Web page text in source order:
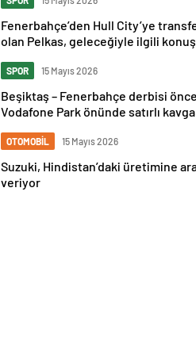
Fenerbahçe’den Hull City’ye
olan Pelkas, geleceğiyle ilgili
SPOR 15 Mayıs 2026
Beşiktaş – Fenerbahçe derbisi
Vodafone Park önünde satırlı
OTOMOBİL 15 Mayıs 2026
Suzuki, Hindistan’daki üretimine
veriyor